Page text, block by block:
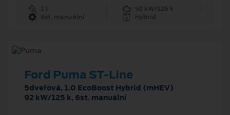
1 l
92 kW/125 k
6st. manuální
Hybrid
Ford Puma ST-Line
5dveřová, 1.0 EcoBoost Hybrid (mHEV)
92 kW/125 k, 6st. manuální